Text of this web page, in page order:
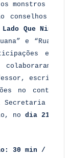
monstros
conselhos e
Lado Que
e “Rua
no
da
no dia 21 de
30 min /